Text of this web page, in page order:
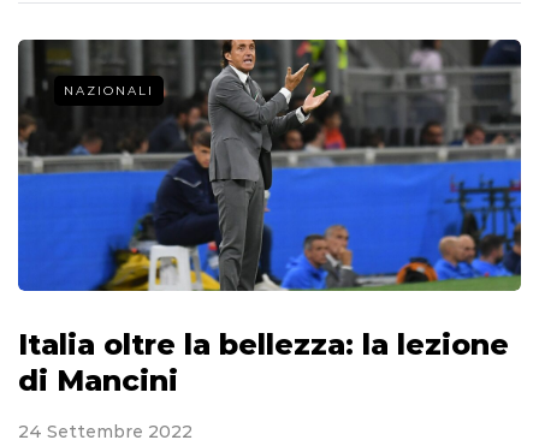
NAZIONALI
Italia oltre la bellezza: la lezione
di Mancini
24 Settembre 2022